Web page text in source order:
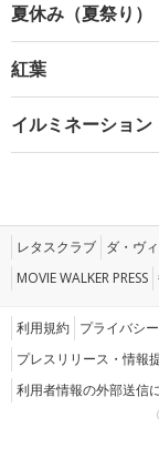
夏休み（夏祭り）
紅葉
イルミネーション
レタスクラブ ダ・ヴ
MOVIE WALKER PRESS
利用規約 プライバシ
プレスリリース・情報
利用者情報の外部送信